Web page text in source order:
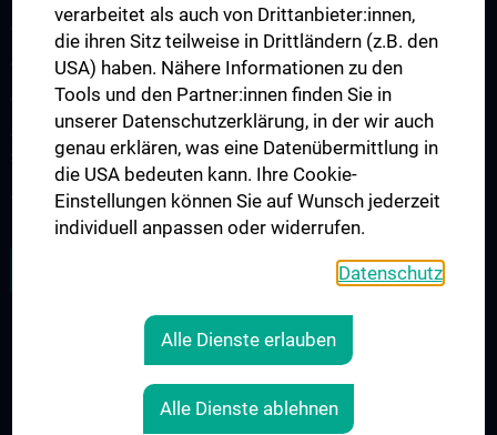
Arbeitsgruppe für Neuromuskuläre Erkrankungen
Arbeitsgruppe für Neuroonkologie
Arbeitsgruppe Neuropsychologie
Arbeitsgruppe für Schlafstörungen und schlafassoziierte
Störungen
Arbeitsgruppe für Schwindel- und Gleichgewichtsstörungen
COOKIE-EINSTELLUNGEN
verarbeitet als auch von Drittanbieter:innen,
die ihren Sitz teilweise in Drittländern (z.B. den
USA) haben. Nähere Informationen zu den
Tools und den Partner:innen finden Sie in
unserer Datenschutzerklärung, in der wir auch
genau erklären, was eine Datenübermittlung in
die USA bedeuten kann. Ihre Cookie-
Einstellungen können Sie auf Wunsch jederzeit
individuell anpassen oder widerrufen.
Datenschutz
Alle Dienste erlauben
Alle Dienste ablehnen